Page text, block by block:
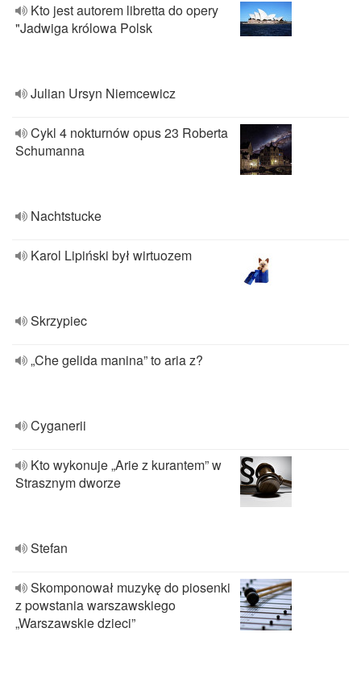
Kto jest autorem libretta do opery
"Jadwiga królowa Polsk
Julian Ursyn Niemcewicz
Cykl 4 nokturnów opus 23 Roberta
Schumanna
Nachtstucke
Karol Lipiński był wirtuozem
Skrzypiec
„Che gelida manina” to aria z?
Cyganerii
Kto wykonuje „Arie z kurantem” w
Strasznym dworze
Stefan
Skomponował muzykę do piosenki
z powstania warszawskiego
„Warszawskie dzieci”